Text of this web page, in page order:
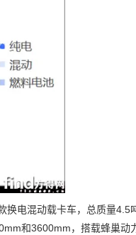
电混动载卡车，总质量4.5
和3600mm，搭载蜂巢动